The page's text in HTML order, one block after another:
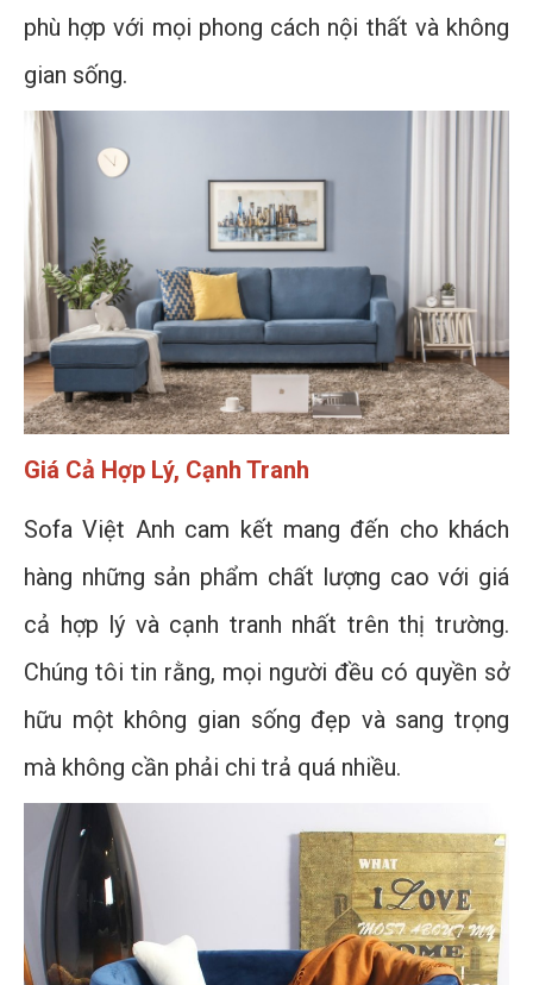
phù hợp với mọi phong cách nội thất và không
gian sống.
Giá Cả Hợp Lý, Cạnh Tranh
Sofa Việt Anh cam kết mang đến cho khách
hàng những sản phẩm chất lượng cao với giá
cả hợp lý và cạnh tranh nhất trên thị trường.
Chúng tôi tin rằng, mọi người đều có quyền sở
hữu một không gian sống đẹp và sang trọng
mà không cần phải chi trả quá nhiều.